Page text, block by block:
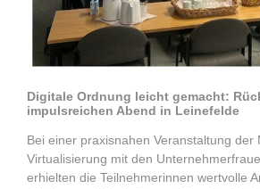
Digitale Ordnung leicht gemacht:
impulsreichen Abend in Leinefelde
Bei einer praxisnahen Veranstaltung der
Virtualisierung mit den
erhielten die Teilnehmerinnen wertvolle